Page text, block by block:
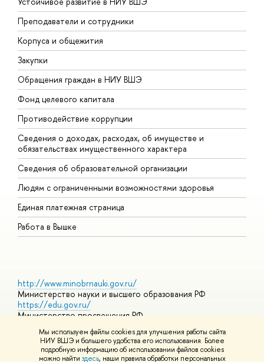
Мы используем файлы cookies для улучшения работы сайта
НИУ ВШЭ и большего удобства его использования. Более
подробную информацию об использовании файлов cookies
можно найти здесь, наши правила обработки персональных
Преподаватели и сотрудники
Корпуса и общежития
Закупки
Обращения граждан в НИУ ВШЭ
Фонд целевого капитала
Противодействие коррупции
Сведения о доходах, расходах, об имуществе и
обязательствах имущественного характера
Сведения об образовательной организации
Людям с ограниченными возможностями здоровья
Единая платежная страница
Работа в Вышке
http://www.minobrnauki.gov.ru/
Министерство науки и высшего образования РФ
https://edu.gov.ru/
Министерство просвещения РФ
https://elearning.hse.ru/mooc
Массовые открытые онлайн-курсы